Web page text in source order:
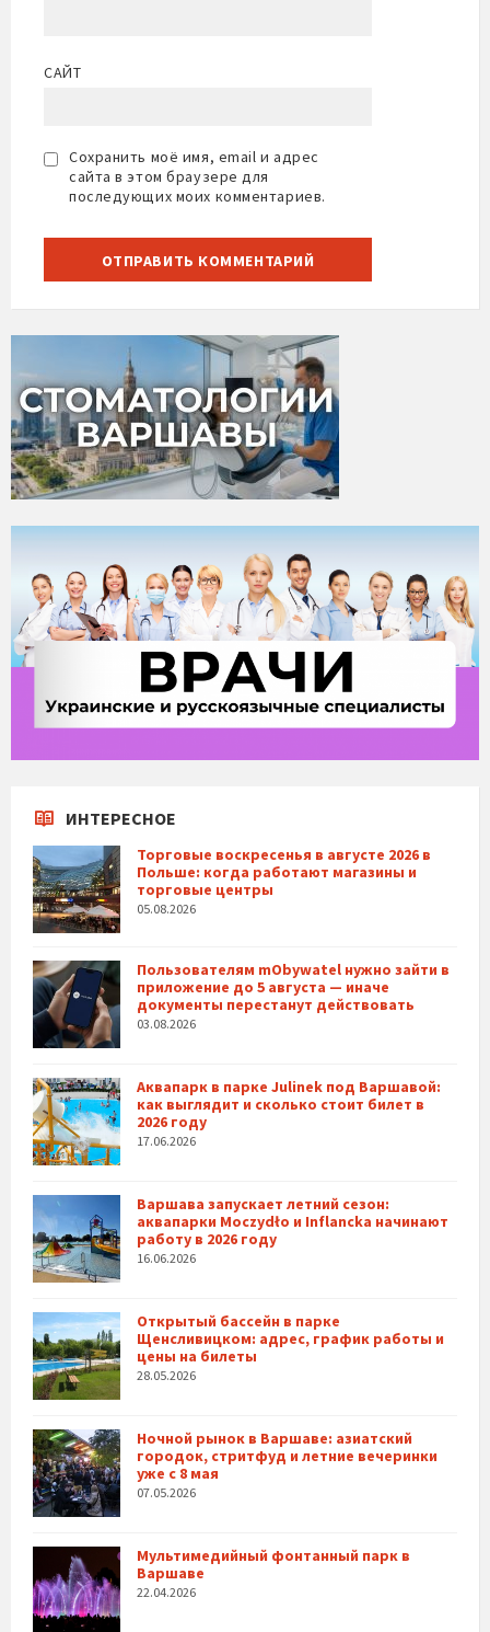
САЙТ
Сохранить моё имя, email и адрес
сайта в этом браузере для
последующих моих комментариев.
ИНТЕРЕСНОЕ
Торговые воскресенья в августе 2026 в
Польше: когда работают магазины и
торговые центры
05.08.2026
Пользователям mObywatel нужно зайти в
приложение до 5 августа — иначе
документы перестанут действовать
03.08.2026
Аквапарк в парке Julinek под Варшавой:
как выглядит и сколько стоит билет в
2026 году
17.06.2026
Варшава запускает летний сезон:
аквапарки Moczydło и Inflancka начинают
работу в 2026 году
16.06.2026
Открытый бассейн в парке
Щенсливицком: адрес, график работы и
цены на билеты
28.05.2026
Ночной рынок в Варшаве: азиатский
городок, стритфуд и летние вечеринки
уже с 8 мая
07.05.2026
Мультимедийный фонтанный парк в
Варшаве
22.04.2026